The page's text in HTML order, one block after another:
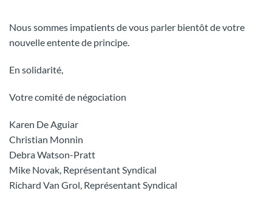
Nous sommes impatients de vous parler bientôt de votre
nouvelle entente de principe.
En solidarité,
Votre comité de négociation
Karen De Aguiar
Christian Monnin
Debra Watson-Pratt
Mike Novak, Représentant Syndical
Richard Van Grol, Représentant Syndical